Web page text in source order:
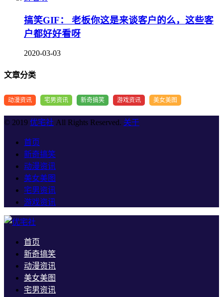
搞笑GIF： 老板你这是来谈客户的么，这些客
户都好好看呀
2020-03-03
文章分类
动漫资讯 宅男资讯 新奇搞笑 游戏资讯 美女美图
© 2019 优宅社 All Rights Reserved. 关于
首页
新奇搞笑
动漫资讯
美女美图
宅男资讯
游戏资讯
首页
新奇搞笑
动漫资讯
美女美图
宅男资讯